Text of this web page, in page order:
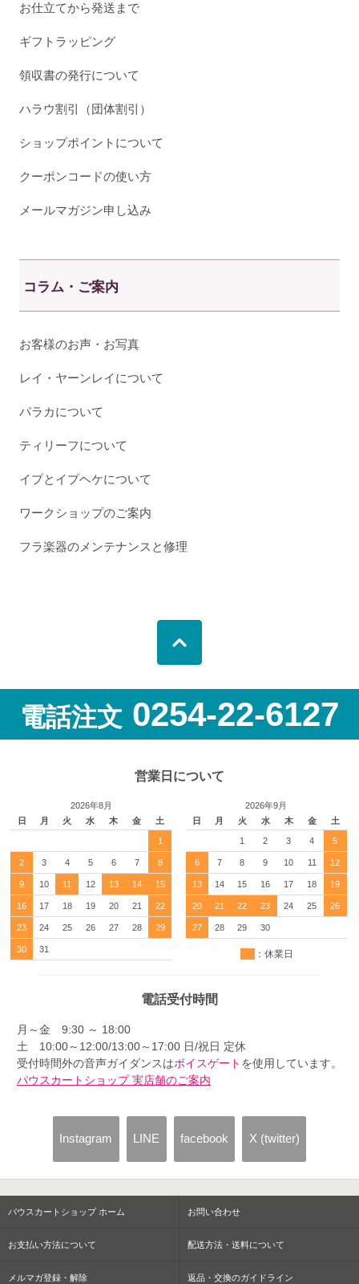
お仕立てから発送まで
ギフトラッピング
領収書の発行について
ハラウ割引（団体割引）
ショップポイントについて
クーポンコードの使い方
メールマガジン申し込み
コラム・ご案内
お客様のお声・お写真
レイ・ヤーンレイについて
パラカについて
ティリーフについて
イプとイプヘケについて
ワークショップのご案内
フラ楽器のメンテナンスと修理
電話注文 0254-22-6127
営業日について
2026年8月
日
月 火 水 木 金 土
1
2 3 4 5 6 7 8
9 10 11 12 13 14 15
16 17 18 19 20 21 22
23 24 25 26 27 28 29
30 31
2026年9月
日
月 火 水 木 金 土
1 2 3 4 5
6 7 8 9 10 11 12
13 14 15 16 17 18 19
20 21 22 23 24 25 26
27 28 29 30
：休業日
電話受付時間
月～金 9:30 ～ 18:00
土 10:00～12:00/13:00～17:00 日/祝日 定休
受付時間外の音声ガイダンスはボイスゲート を使用しています。
パウスカートショップ 実店舗のご案内
Instagram LINE facebook X (twitter)
パウスカートショップ ホーム お問い合わせ
お支払い方法について 配送方法・送料について
メルマガ登録・解除 返品・交換のガイドライン